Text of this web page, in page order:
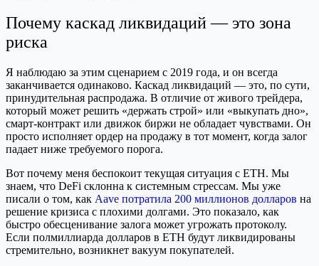
Почему каскад ликвидаций — это зона
риска
Я наблюдаю за этим сценарием с 2019 года, и он всегда
заканчивается одинаково. Каскад ликвидаций — это, по сути,
принудительная распродажа. В отличие от живого трейдера,
который может решить «держать строй» или «выкупать дно»,
смарт-контракт или движок биржи не обладает чувствами. Он
просто исполняет ордер на продажу в тот момент, когда залог
падает ниже требуемого порога.
Вот почему меня беспокоит текущая ситуация с ETH. Мы
знаем, что DeFi склонна к системным стрессам. Мы уже
писали о том, как Aave потратила 200 миллионов долларов на
решение кризиса с плохими долгами. Это показало, как
быстро обесценивание залога может угрожать протоколу.
Если полмиллиарда долларов в ETH будут ликвидированы
стремительно, возникнет вакуум покупателей.